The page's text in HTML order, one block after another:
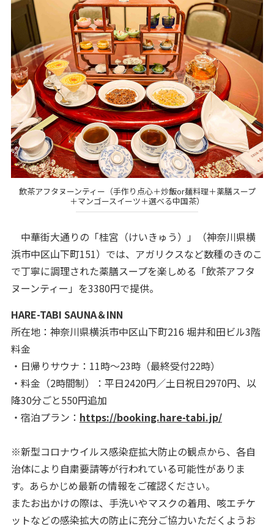
飲茶アフタヌーンティー（手作り点心＋炒飯or麺料理＋薬膳スープ
＋マンゴースイーツ＋選べる中国茶）
中華街大通りの「桂宮（けいきゅう）」（神奈川県横
浜市中区山下町151）では、アガリクスなど数種のきのこ
で丁寧に調理された薬膳スープを楽しめる「飲茶アフタ
ヌーンティー」を3380円で提供。
HARE-TABI SAUNA＆INN
所在地：神奈川県横浜市中区山下町216 堀井和田ビル3階
料金
・日帰りサウナ：11時～23時（最終受付22時）
・料金（2時間制）：平日2420円／土日祝日2970円、以
降30分ごと550円追加
・宿泊プラン： https://booking.hare-tabi.jp/
※新型コロナウイルス感染症拡大防止の観点から、各自
治体により自粛要請等が行われている可能性がありま
す。あらかじめ最新の情報をご確認ください。
またお出かけの際は、手洗いやマスクの着用、咳エチケ
ットなどの感染拡大の防止に充分ご協力いただくようお